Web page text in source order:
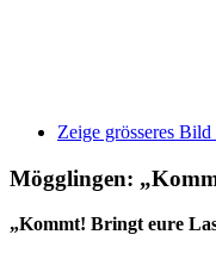
Zeige grösseres Bild
Mögglingen:
„Kommt! Bringt eure